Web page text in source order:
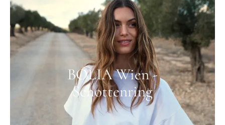
BOLIA Wien -
Schottenring